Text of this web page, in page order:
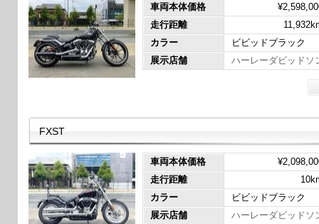
車両本体価格
走行距離
カラー
ビビッドブラック
展示店舗
ハーレーダビッドソ
FXST
車両本体価格
走行距離
カラー
ビビッドブラック
展示店舗
ハーレーダビッドソ